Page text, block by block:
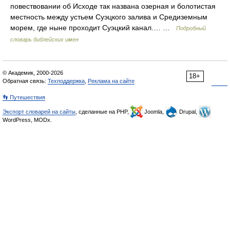
повествовании об Исходе так названа озерная и болотистая
местность между устьем Суэцкого залива и Средиземным
морем, где ныне проходит Суэцкий канал.… …
Подробный
словарь библейских имен
18+
© Академик, 2000-2026
Обратная связь: Техподдержка Реклама на сайте
👣 Путешествия
Экспорт словарей на сайты , сделанные на PHP, Joomla,
Drupal,
WordPress, MODx.